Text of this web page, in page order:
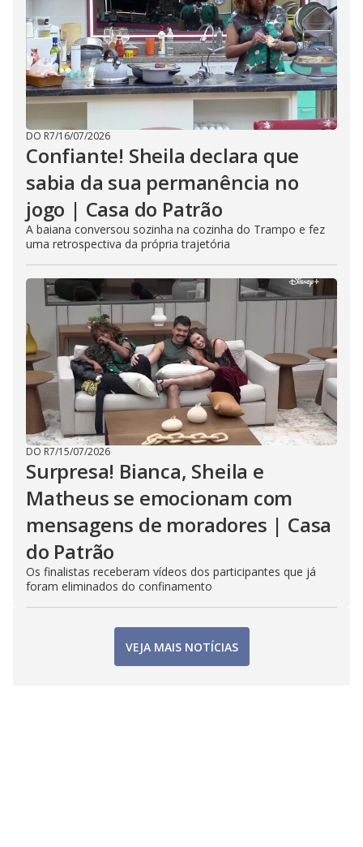
DO R7/16/07/2026
Confiante! Sheila declara que
sabia da sua permanência no
jogo | Casa do Patrão
A baiana conversou sozinha na cozinha do Trampo e fez
uma retrospectiva da própria trajetória
DO R7/15/07/2026
Surpresa! Bianca, Sheila e
Matheus se emocionam com
mensagens de moradores | Casa
do Patrão
Os finalistas receberam vídeos dos participantes que já
foram eliminados do confinamento
VEJA MAIS NOTÍCIAS